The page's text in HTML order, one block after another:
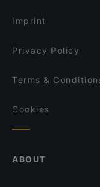
Imprint
Privacy Policy
Terms &
Cookies
ABOUT